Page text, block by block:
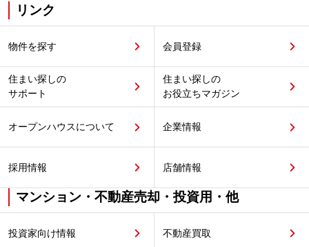
リンク
物件を探す 会員登録
住まい探しの
サポート
住まい探しの
お役立ちマガジン
オープンハウスについて 企業情報
採用情報 店舗情報
マンション・不動産売却・投資用・他
投資家向け情報 不動産買取